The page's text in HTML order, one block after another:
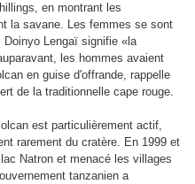
en montrant les
la savane. Les femmes se sont
Lengaï signifie «la
les hommes avaient
en guise d'offrande, rappelle
de la traditionnelle cape rouge.
est particulièrement actif,
rarement du cratère. En 1999 et
Natron et menacé les villages
tanzanien a